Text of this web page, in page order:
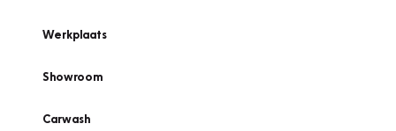
Werkplaats
Showroom
Carwash